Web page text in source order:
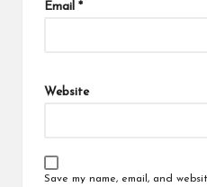
Email *
Website
Save my name, email, and